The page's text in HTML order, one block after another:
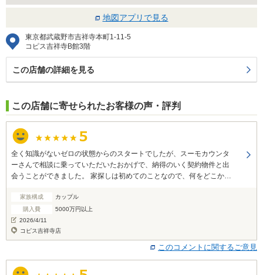
地図アプリで見る
東京都武蔵野市吉祥寺本町1-11-5
コピス吉祥寺B館3階
この店舗の詳細を見る
この店舗に寄せられたお客様の声・評判
全く知識がないゼロの状態からのスタートでしたが、スーモカウンタ
ーさんで相談に乗っていただいたおかげで、納得のいく契約物件と出
会うことができました。 家探しは初めてのことなので、何をどこか
たが、自分たちの要望を丁寧に整理してくださったことで、迷いなく
進めることができました。 また、見学の予約からキャンセルの手続き
まで迅速に代行していただけたのも、非常に助かったポイントです。
プロの視点による物件比較や手厚いサポートに、心から感謝していま
す。
家族構成
カップル
購入費
5000万円以上
2026/4/11
コピス吉祥寺店
このコメントに関するご意見